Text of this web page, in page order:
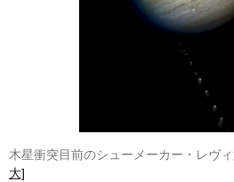
木星衝突目前のシューメーカー・レヴ
大]